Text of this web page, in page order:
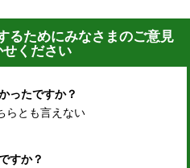
るためにみなさまのご意見
ください
ったですか？
らとも言えない
すか？